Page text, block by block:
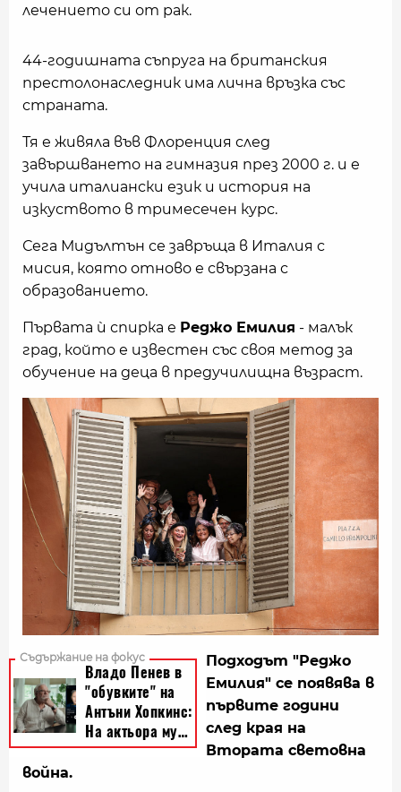
лечението си от рак.
44-годишната съпруга на британския
престолонаследник има лична връзка със
страната.
Тя е живяла във Флоренция след
завършването на гимназия през 2000 г. и е
учила италиански език и история на
изкуството в тримесечен курс.
Сега Мидълтън се завръща в Италия с
мисия, която отново е свързана с
образованието.
Първата ѝ спирка е Реджо Емилия - малък
град, който е известен със своя метод за
обучение на деца в предучилищна възраст.
Подходът "Реджо
Емилия" се появява в
първите години
след края на
Втората световна
война.